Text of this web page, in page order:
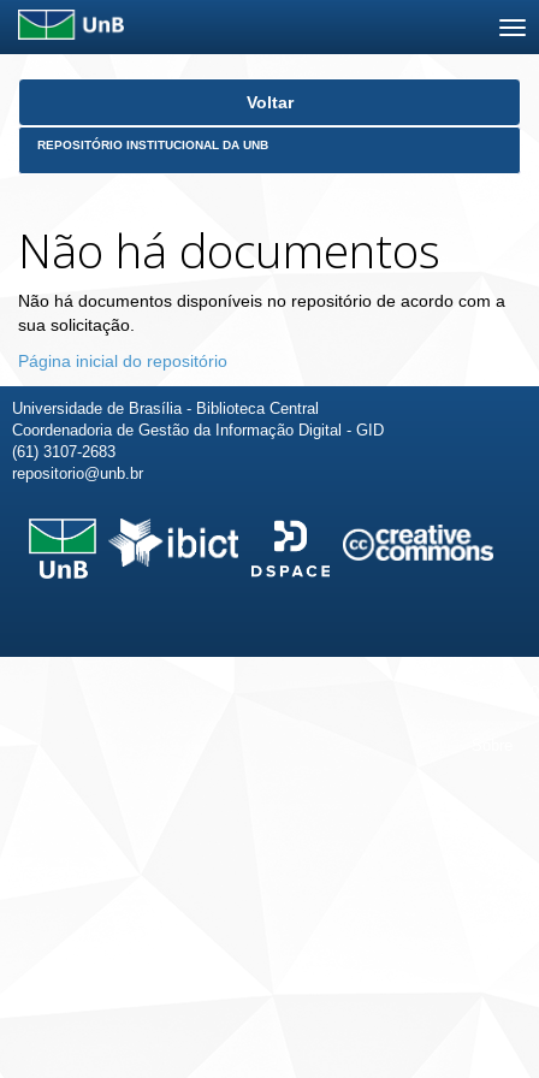
Skip
Voltar
REPOSITÓRIO INSTITUCIONAL DA UNB
Não há documentos
Não há documentos disponíveis no repositório de acordo com a
sua solicitação.
Página inicial do repositório
Universidade de Brasília - Biblioteca Central
Coordenadoria de Gestão da Informação Digital - GID
(61) 3107-2683
repositorio@unb.br